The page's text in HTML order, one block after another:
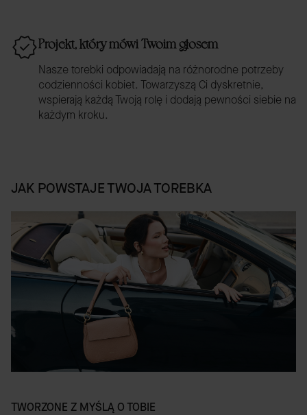
Projekt, który mówi Twoim głosem
Nasze torebki odpowiadają na różnorodne potrzeby
codzienności kobiet. Towarzyszą Ci dyskretnie,
wspierają każdą Twoją rolę i dodają pewności siebie na
każdym kroku.
JAK POWSTAJE TWOJA TOREBKA
TWORZONE Z MYŚLĄ O TOBIE